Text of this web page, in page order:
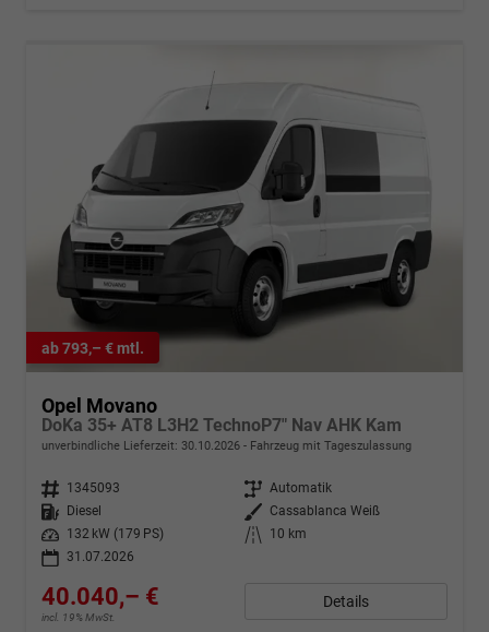
ab 793,– € mtl.
Opel Movano
DoKa 35+ AT8 L3H2 TechnoP7" Nav AHK Kam
unverbindliche Lieferzeit: 30.10.2026 Fahrzeug mit Tageszulassung
Fahrzeugnr. 1345093 Getriebe Automatik
Kraftstoff
Diesel Außenfarbe Cassablanca Weiß
Leistung
132 kW (179 PS) Kilometerstand
10 km
31.07.2026
40.040,– €
incl. 19% MwSt.
Details